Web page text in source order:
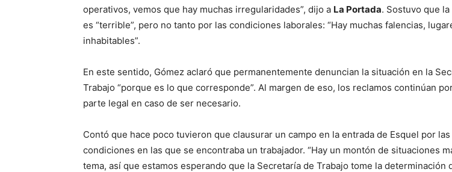
operativos, vemos que hay muchas irregularidades”, dijo a La Portada. Sostuvo que
es “terrible”, pero no tanto por las condiciones laborales: “Hay muchas falencias,
inhabitables”.
En este sentido, Gómez aclaró que permanentemente denuncian la situación en la
Trabajo “porque es lo que corresponde”. Al margen de eso, los reclamos continúan
parte legal en caso de ser necesario.
Contó que hace poco tuvieron que clausurar un campo en la entrada de Esquel por las
condiciones en las que se encontraba un trabajador. “Hay un montón de situaciones
tema, así que estamos esperando que la Secretaría de Trabajo tome la determinación